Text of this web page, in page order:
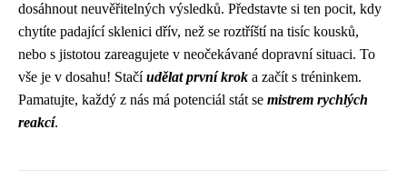
dosáhnout neuvěřitelných výsledků. Představte si ten pocit, kdy
chytíte padající sklenici dřív, než se roztříští na tisíc kousků,
nebo s jistotou zareagujete v neočekávané dopravní situaci. To
vše je v dosahu! Stačíudělat první krok a začít s tréninkem.
Pamatujte, každý z nás má potenciál stát se mistrem rychlých
reakcí.